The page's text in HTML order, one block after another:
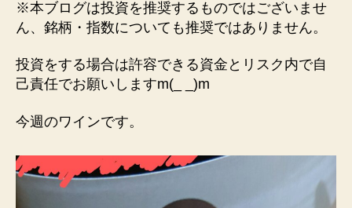
※本ブログは投資を推奨するものではございませ
ん、銘柄・指数についても推奨ではありません。
投資をする場合は許容できる資金とリスク内で自
己責任でお願いしますm(_ _)m
今週のワインです。